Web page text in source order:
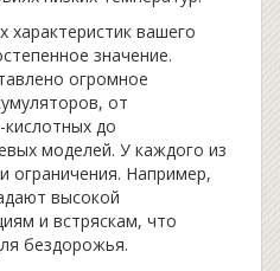
вашего
значение.
огромное
от
до
моделей. У каждого из
ограничения. Например,
высокой
и встряскам, что
бездорожья.